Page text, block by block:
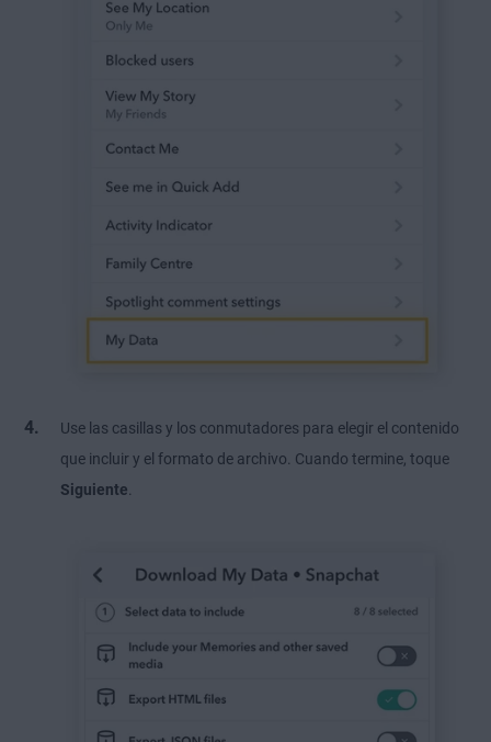
Use las casillas y los conmutadores para elegir el contenido
que incluir y el formato de archivo. Cuando termine, toque
Siguiente